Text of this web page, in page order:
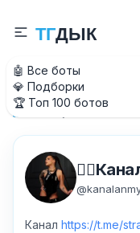
🤖 Все боты
💎 Подборки
🏆 Топ 100 ботов
ТГДЫК
Главная
@
Канал https://t.me/